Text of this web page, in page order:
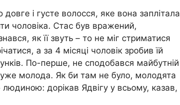
довге і густе волосся, яке вона заплітала
чоловіка. Стас був вражений,
як її звуть – то не міг стриматися
а за 4 місяці чоловік зробив їй
По-перше, не сподобався майбутній
молода. Як би там не було, молодята
дорікав Ядвігу у всьому, казав,